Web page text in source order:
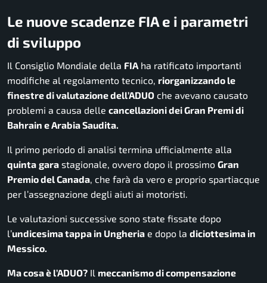
Le nuove scadenze FIA e i parametri
di sviluppo
Il Consiglio Mondiale della FIA ha ratificato importanti
modifiche al regolamento tecnico, riorganizzando le
finestre di valutazione dell’ADUO che avevano causato
problemi a causa delle cancellazioni dei Gran Premi di
Bahrain e Arabia Saudita.
Il primo periodo di analisi termina ufficialmente alla
quinta gara stagionale, ovvero dopo il prossimo Gran
Premio del Canada, che farà da vero e proprio spartiacque
per l’assegnazione degli aiuti ai motoristi.
Le valutazioni successive sono state fissate dopo
l’undicesima tappa in Ungheria e dopo la diciottesima in
Messico.
Ma cosa è l’ADUO? Il meccanismo di compensazione